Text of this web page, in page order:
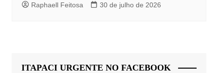
Raphaell Feitosa 30 de julho de 2026
ITAPACI URGENTE NO FACEBOOK